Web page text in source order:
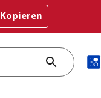
Kopieren